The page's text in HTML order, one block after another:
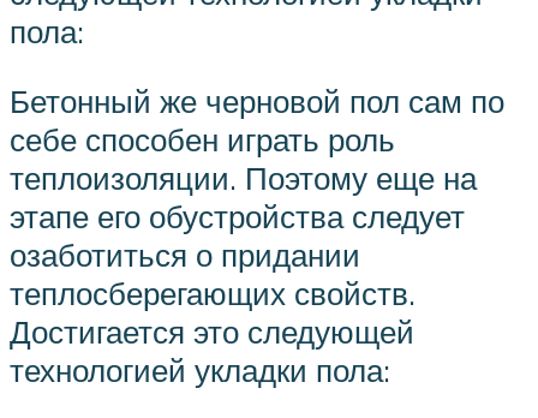
пола:
Бетонный же черновой пол сам по
себе способен играть роль
теплоизоляции. Поэтому еще на
этапе его обустройства следует
озаботиться о придании
теплосберегающих свойств.
Достигается это следующей
технологией укладки пола: